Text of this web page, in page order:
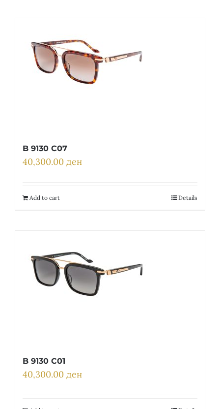
B 9130 C07
40,300.00 ден
Add to cart Details
B 9130 C01
40,300.00 ден